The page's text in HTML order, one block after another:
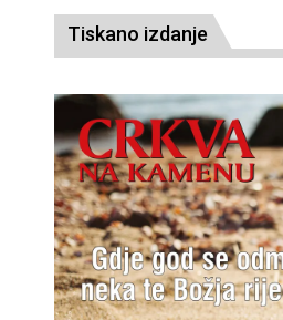
Tiskano izdanje